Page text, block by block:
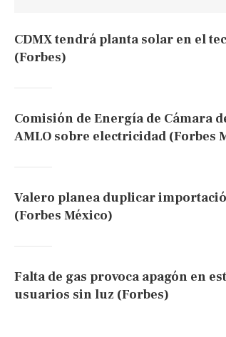
CDMX tendrá planta solar en el
(Forbes)
Comisión de Energía de Cámara
AMLO sobre electricidad (Forbes
Valero planea duplicar
(Forbes México)
Falta de gas provoca apagón en
usuarios sin luz (Forbes)